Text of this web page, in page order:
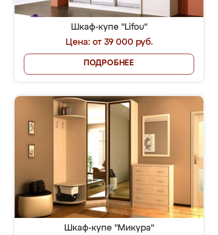
Шкаф-купе "Lifou"
Цена: от 39 000 руб.
ПОДРОБНЕЕ
Шкаф-купе "Микура"